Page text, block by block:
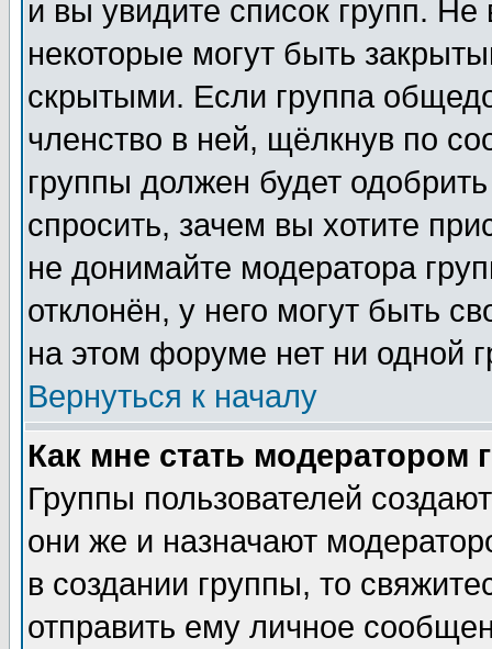
и вы увидите список групп.
некоторые могут быть
скрытыми. Если группа
членство в ней, щёлкнув по
группы должен будет
спросить, зачем вы хотите
не донимайте модератора
отклонён, у него могут быть
на этом форуме нет ни одной
Вернуться к началу
Как мне стать модератором
Группы пользователей
они же и назначают
в создании группы, то
отправить ему личное